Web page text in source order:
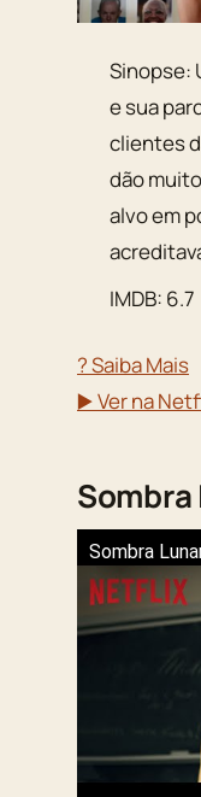
Sinopse:
e sua
clientes
dão
alvo em
IMDB: 6.7
? Saiba Mais
▶️ Ver na
Sombra
Sombra